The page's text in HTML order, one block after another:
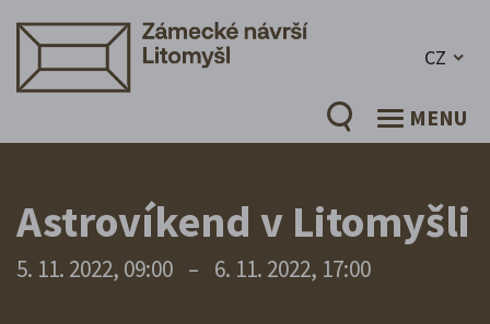
CZ
MENU
Astrovíkend v Litomyšli
5. 11. 2022, 09:00 – 6. 11. 2022, 17:00